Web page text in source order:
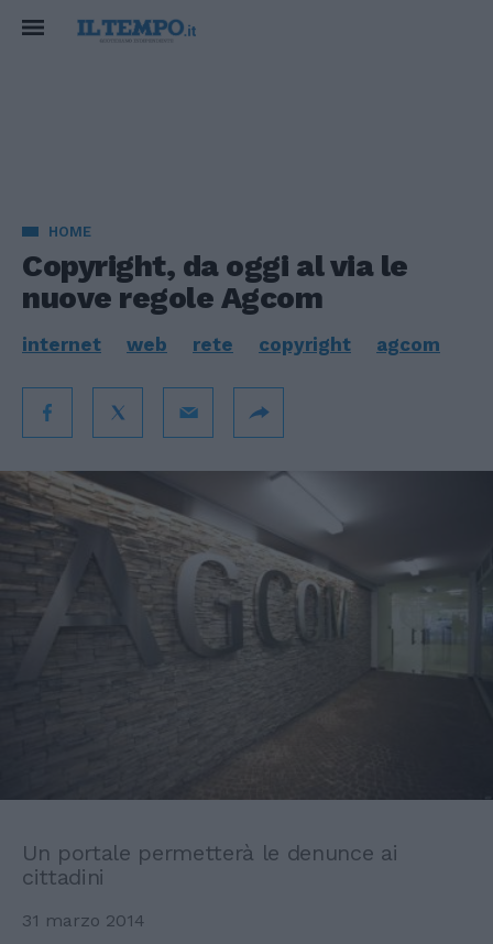
HOME
Copyright, da oggi al via le
nuove regole Agcom
internet web rete copyright agcom
Un portale permetterà le denunce ai
cittadini
31 marzo 2014